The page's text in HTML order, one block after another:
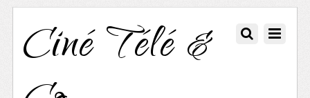
Ciné Télé &